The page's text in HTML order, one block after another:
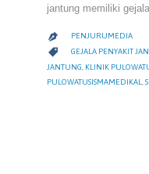
jantung memiliki
 PENJURUMEDIA
 CATEGORY
GEJALA PENYAKIT
JANTUNG KLINIK
PULOWATUSISMAMEDIKAL